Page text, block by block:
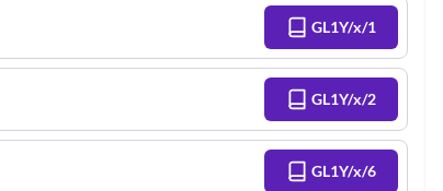
GL1Y/x/1
GL1Y/x/2
GL1Y/x/6